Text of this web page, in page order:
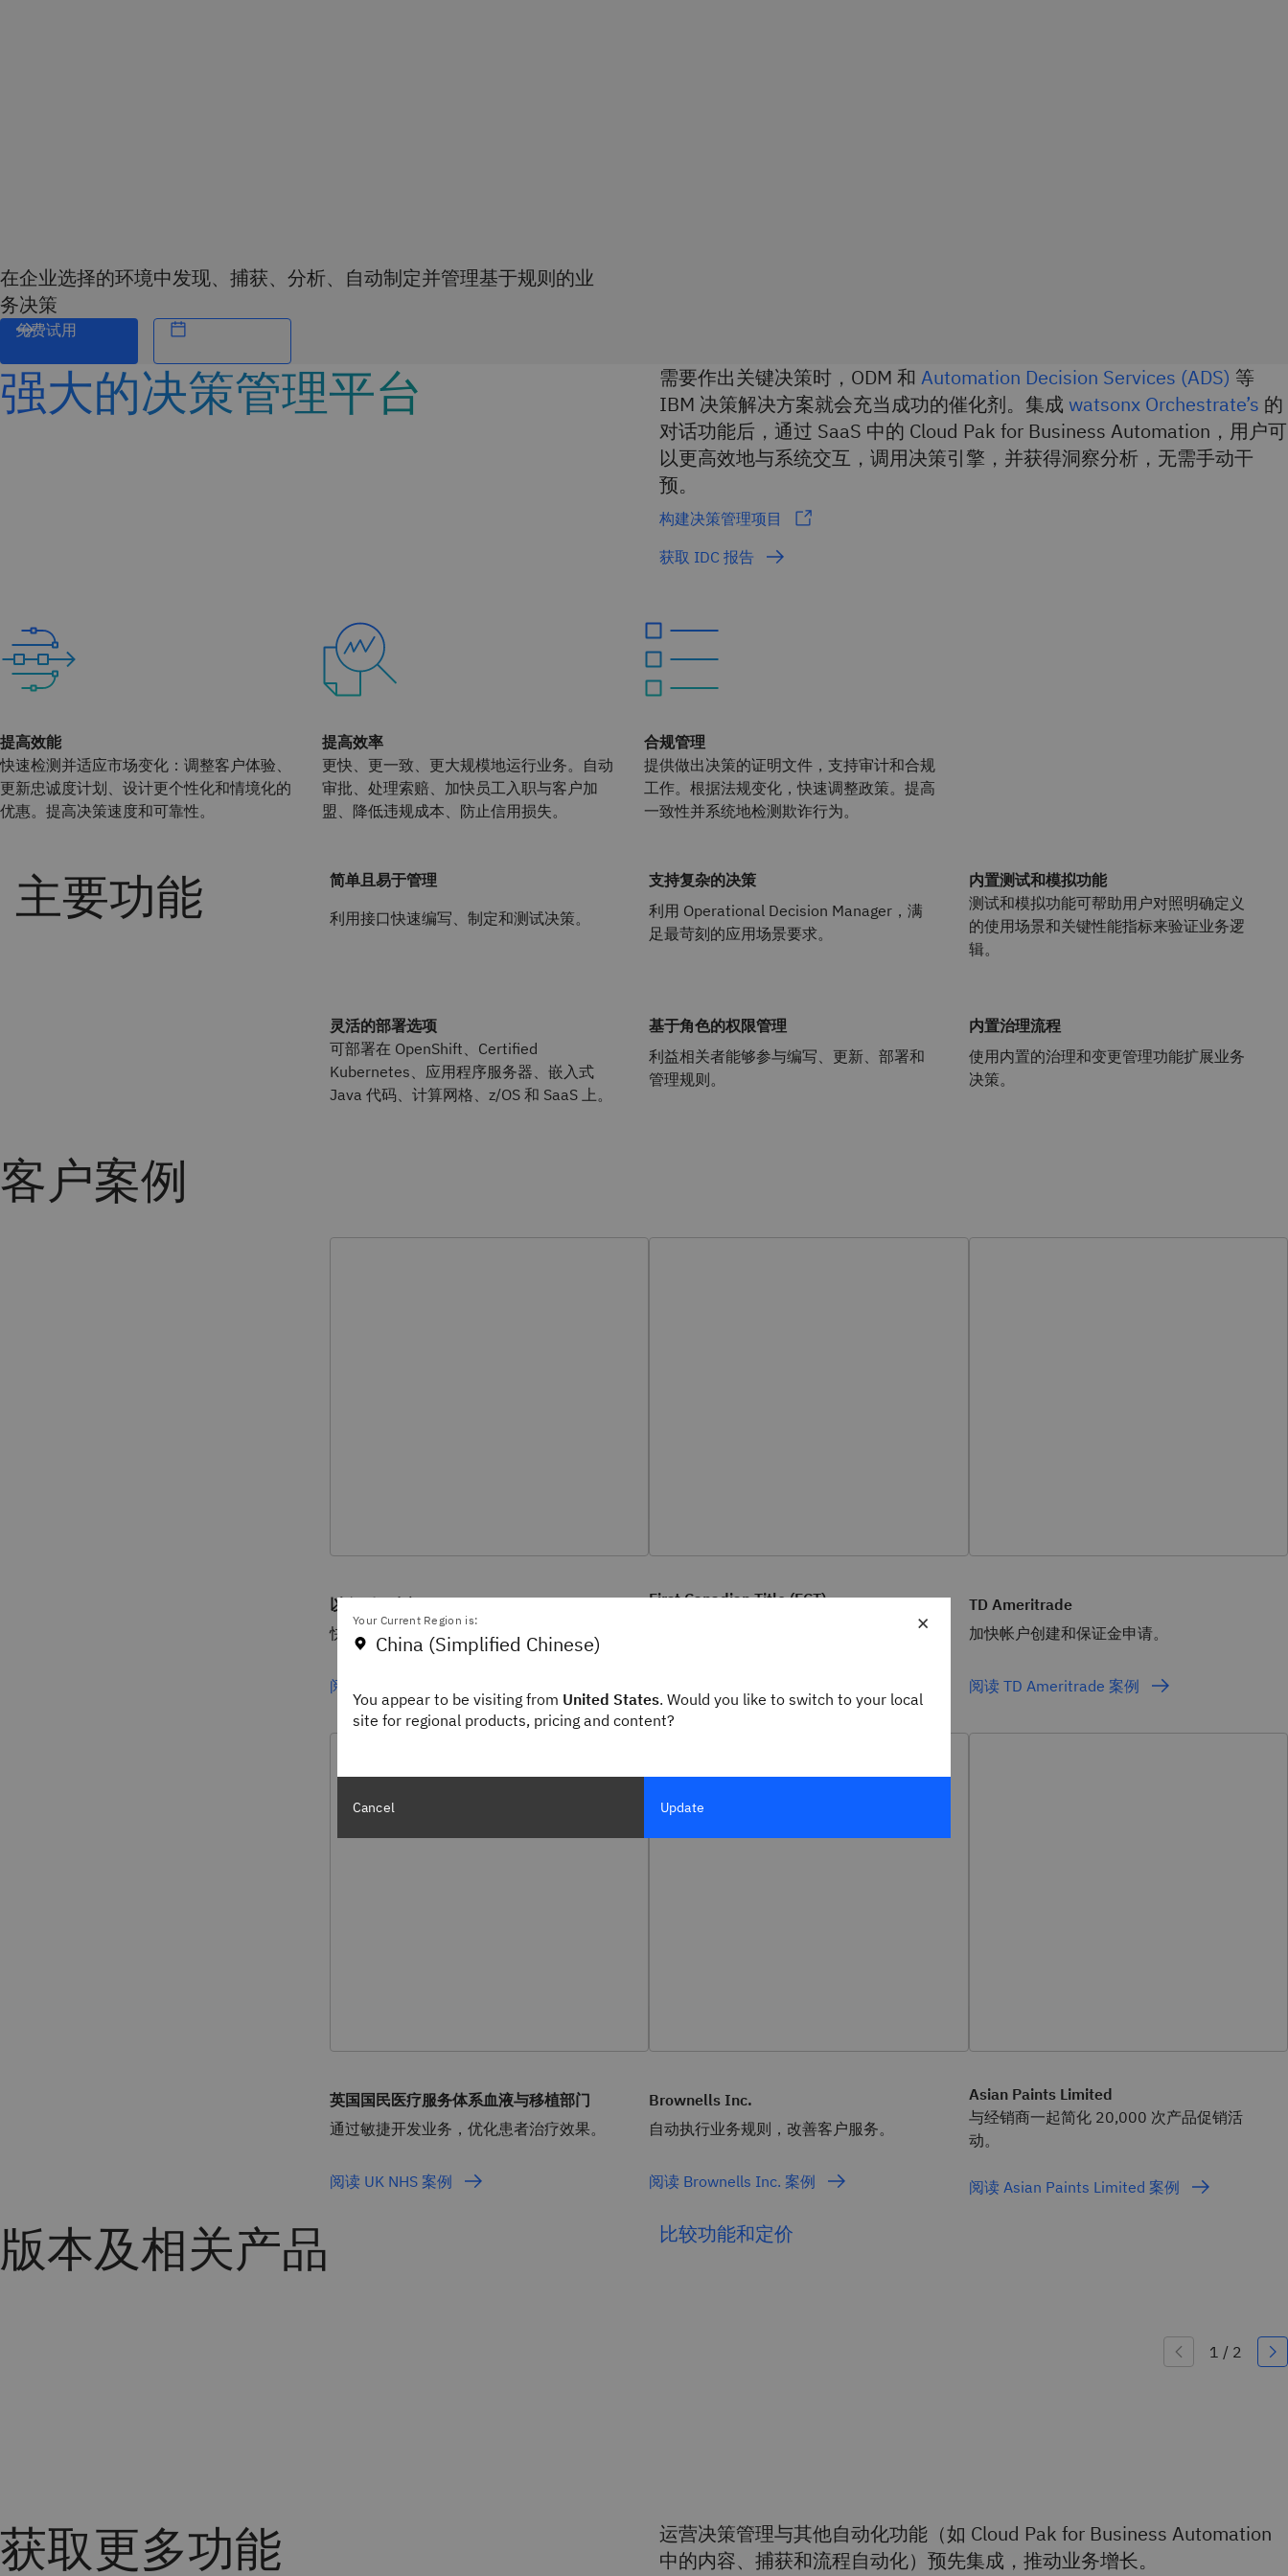
在企业选择的环境中发现、捕获、分析、自动制定并管理基于规则的业
务决策
免费试用
强大的决策管理平台 需要作出关键决策时，ODM 和 Automation Decision Services (ADS) 等
IBM 决策解决方案就会充当成功的催化剂。集成 watsonx Orchestrate’s 的
对话功能后，通过 SaaS 中的 Cloud Pak for Business Automation，用户可
以更高效地与系统交互，调用决策引擎，并获得洞察分析，无需手动干
预。
构建决策管理项目
获取 IDC 报告
提高效能
快速检测并适应市场变化：调整客户体验、
更新忠诚度计划、设计更个性化和情境化的
优惠。提高决策速度和可靠性。
提高效率
更快、更一致、更大规模地运行业务。自动
审批、处理索赔、加快员工入职与客户加
盟、降低违规成本、防止信用损失。
合规管理
提供做出决策的证明文件，支持审计和合规
工作。根据法规变化，快速调整政策。提高
一致性并系统地检测欺诈行为。
简单且易于管理
利用接口快速编写、制定和测试决策。
支持复杂的决策
利用 Operational Decision Manager，满
足最苛刻的应用场景要求。
内置测试和模拟功能
测试和模拟功能可帮助用户对照明确定义
的使用场景和关键性能指标来验证业务逻
辑。
灵活的部署选项
可部署在 OpenShift、Certified
Kubernetes、应用程序服务器、嵌入式
Java 代码、计算网格、z/OS 和 SaaS 上。
基于角色的权限管理
利益相关者能够参与编写、更新、部署和
管理规则。
内置治理流程
使用内置的治理和变更管理功能扩展业务
决策。
客户案例
以色列卫生部
快速反应，降低公共卫生风险。
阅读卫生部案例
First Canadian Title (FCT)
自动执行流程，缩短新产权保险申请的手
阅读 FCT 案例
TD Ameritrade
加快帐户创建和保证金申请。
阅读 TD Ameritrade 案例
英国国民医疗服务体系血液与移植部门
通过敏捷开发业务，优化患者治疗效果。
阅读 UK NHS 案例
Brownells Inc.
自动执行业务规则，改善客户服务。
阅读 Brownells Inc. 案例
Asian Paints Limited
与经销商一起简化 20,000 次产品促销活
动。
阅读 Asian Paints Limited 案例
版本及相关产品 比较功能和定价
获取更多功能
运营决策管理与其他自动化功能（如 Cloud Pak for Business Automation
中的内容、捕获和流程自动化）预先集成，推动业务增长。
×
Your Current Region is:
China (Simplified Chinese)
You appear to be visiting from United States. Would you like to switch to your local
site for regional products, pricing and content?
Cancel Update